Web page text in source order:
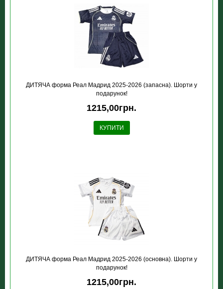
ДИТЯЧА форма Реал Мадрид 2025-2026 (запасна). Шорти у
подарунок!
1215,00грн.
КУПИТИ
ДИТЯЧА форма Реал Мадрид 2025-2026 (основна). Шорти у
подарунок!
1215,00грн.